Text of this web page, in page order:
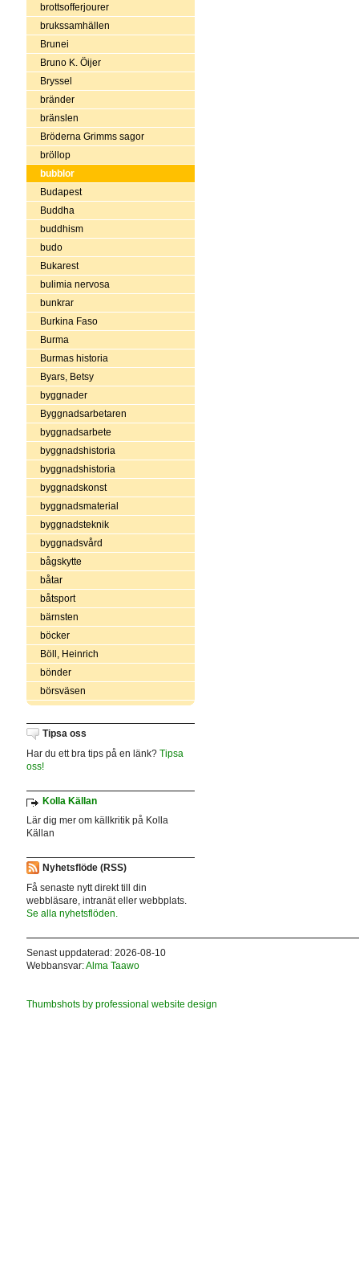
brottsofferjourer
brukssamhällen
Brunei
Bruno K. Öijer
Bryssel
bränder
bränslen
Bröderna Grimms sagor
bröllop
bubblor
Budapest
Buddha
buddhism
budo
Bukarest
bulimia nervosa
bunkrar
Burkina Faso
Burma
Burmas historia
Byars, Betsy
byggnader
Byggnadsarbetaren
byggnadsarbete
byggnadshistoria
byggnadshistoria
byggnadskonst
byggnadsmaterial
byggnadsteknik
byggnadsvård
bågskytte
båtar
båtsport
bärnsten
böcker
Böll, Heinrich
bönder
börsväsen
Tipsa oss
Har du ett bra tips på en länk? Tipsa
oss!
Kolla Källan
Lär dig mer om källkritik på Kolla
Källan
Nyhetsflöde (RSS)
Få senaste nytt direkt till din
webbläsare, intranät eller webbplats.
Se alla nyhetsflöden.
Senast uppdaterad: 2026-08-10
Webbansvar:Alma Taawo
Thumbshots by professional website design